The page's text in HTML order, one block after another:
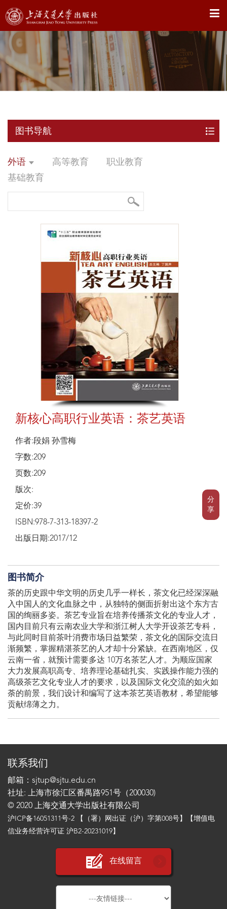
X
分
享
图书导航
外语 高等教育
职业教育
基础教育
新核心高职行业英语：茶艺英语
作者:段娟 孙雪梅
字数:209
页数:209
版次:
定价:39
ISBN:978-7-313-18397-2
出版日期:2017/12
图书简介
茶的历史跟中华文明的历史几乎一样长，茶文化已经深深融
入中国人的文化血脉之中，从独特的侧面折射出这个东方古
国的绚丽多姿。茶艺专业旨在培养传播茶文化的专业人才，
国内目前只有云南农业大学和浙江树人大学开设茶艺专科，
与此同时目前茶叶消费市场日益繁荣，茶文化的国际交流日
渐频繁，掌握精湛茶艺的人才却十分紧缺。在西南地区，仅
云南一省，就预计需要多达 10万名茶艺人才。为顺应国家
大力发展高职高专、培养理论基础扎实、实践操作能力强的
高级茶艺文化专业人才的要求，以及国际文化交流的如火如
荼的前景，我们设计和编写了这本茶艺英语教材，希望能够
贡献绵薄之力。
联系我们
邮箱：sjtup@sjtu.edu.cn
社址: 上海市徐汇区番禺路951号（200030)
© 2020 上海交通大学出版社有限公司
沪ICP备16051311号-2 【（署）网出证（沪）字第008号】【增值电
信业务经营许可证 沪B2-20231019】
在线留言